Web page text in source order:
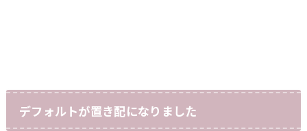
デフォルトが置き配になりました